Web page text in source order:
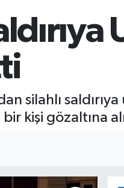
BİST100 13.799
silahlı
kişi gözaltına